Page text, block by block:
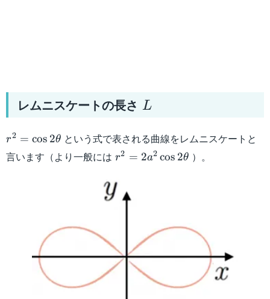
レムニスケートの長さ L
L
r^2=\cos
2\theta
r2 = cos 2θ という式で表される曲線をレムニスケートと
言います（より一般には r^2=2a^2\cos
r2 = 2a2 cos 2θ ）。